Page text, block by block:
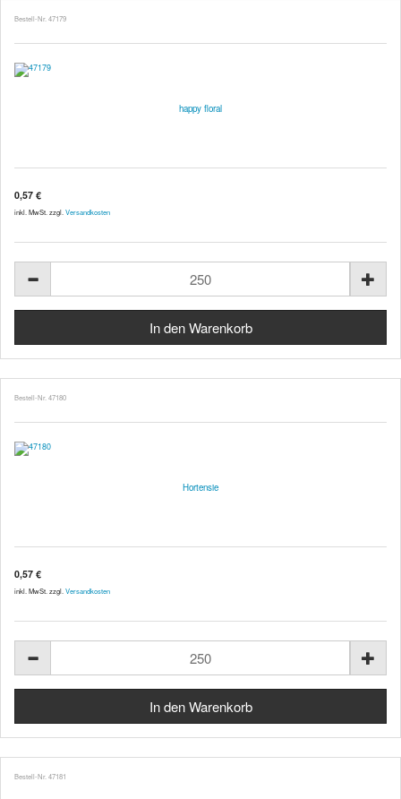
Bestell-Nr. 47179
happy floral
0,57 €
inkl. MwSt. zzgl. Versandkosten
Bestell-Nr. 47180
Hortensie
0,57 €
inkl. MwSt. zzgl. Versandkosten
Bestell-Nr. 47181